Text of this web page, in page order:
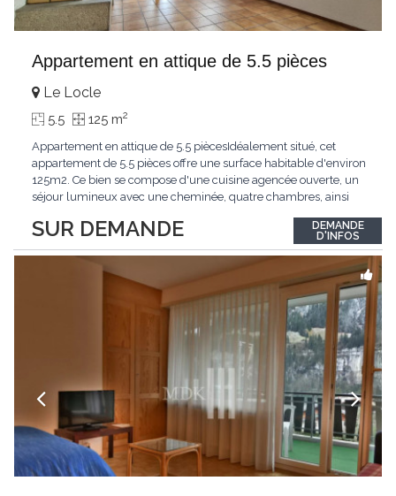
Appartement en attique de 5.5 pièces
SUR DEMANDE
Le Locle
5.5 125 m2
Appartement en attique de 5.5 piècesIdéalement situé, cet
appartement de 5.5 pièces offre une surface habitable d'environ
125m2. Ce bien se compose d'une cuisine agencée ouverte, un
séjour lumineux avec une cheminée, quatre chambres, ainsi
DEMANDE
D'INFOS